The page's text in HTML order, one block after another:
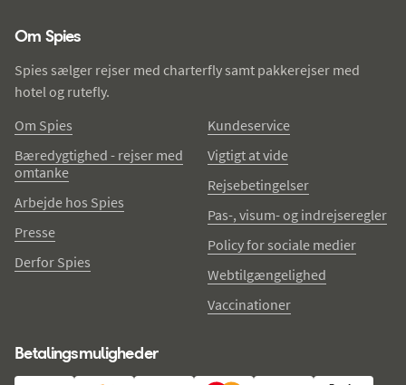
Om Spies
Spies sælger rejser med charterfly samt pakkerejser med
hotel og rutefly.
Om Spies
Bæredygtighed - rejser med
omtanke
Arbejde hos Spies
Presse
Derfor Spies
Kundeservice
Vigtigt at vide
Rejsebetingelser
Pas-, visum- og indrejseregler
Policy for sociale medier
Webtilgængelighed
Vaccinationer
Betalingsmuligheder